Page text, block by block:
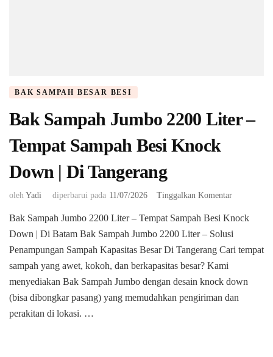
BAK SAMPAH BESAR BESI
Bak Sampah Jumbo 2200 Liter –
Tempat Sampah Besi Knock
Down | Di Tangerang
oleh Yadi diperbarui pada 11/07/2026 Tinggalkan Komentarpada
Sampah
Jumbo
2200
Tempat
Sampah
Bak Sampah Jumbo 2200 Liter – Tempat Sampah Besi Knock
Down | Di Batam Bak Sampah Jumbo 2200 Liter – Solusi
Penampungan Sampah Kapasitas Besar Di Tangerang ​Cari tempat
sampah yang awet, kokoh, dan berkapasitas besar? Kami
menyediakan Bak Sampah Jumbo dengan desain knock down
(bisa dibongkar pasang) yang memudahkan pengiriman dan
perakitan di lokasi. …